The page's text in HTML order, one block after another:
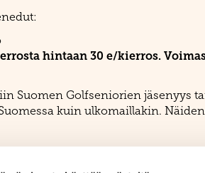
hintaan 30 e/kierros.
Suomen Golfseniorien jäsenyys
kuin ulkomaillakin.